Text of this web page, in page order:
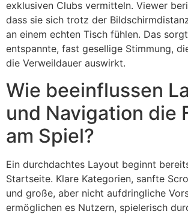
exklusiven Clubs vermitteln. Viewer
dass sie sich trotz der
an einem echten Tisch fühlen. Das
entspannte, fast gesellige Stimmung,
die Verweildauer auswirkt.
Wie beeinflussen
und Navigation die
am Spiel?
Ein durchdachtes Layout beginnt
Startseite. Klare Kategorien, sanfte
und große, aber nicht aufdringliche
ermöglichen es Nutzern, spielerisch